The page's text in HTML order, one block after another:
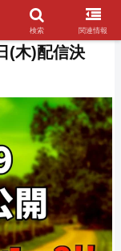
(木)配信決
検索 関連情報